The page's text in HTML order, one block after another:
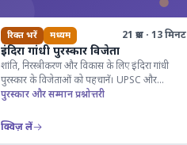
रिक्त भरें मध्यम 21 प्रश्न · 13 मिनट
इंदिरा गांधी पुरस्कार विजेता
शांति, निरस्त्रीकरण और विकास के लिए इंदिरा गांधी
पुरस्कार के विजेताओं को पहचानें। UPSC और
प्रतियोगी परीक्षाओं के लिए महत्वपूर्ण।
पुरस्कार और सम्मान प्रश्नोत्तरी
क्विज़ लें